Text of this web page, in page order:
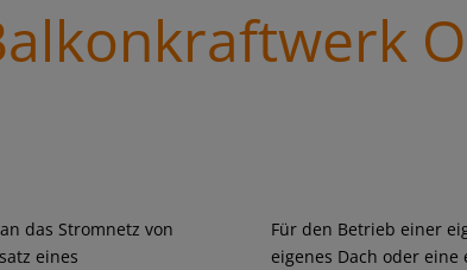
das Stromnetz von
eines
Für den Betrieb einer
eigenes Dach oder